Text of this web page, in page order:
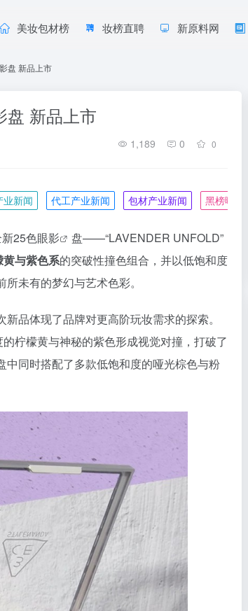
美妆包材榜 妆榜直聘 新原料网
盘 新品上市
新品上市
1,189 0 0
业新闻 代工产业新闻 包材产业新闻 黑榜曝光台
25色眼影
盘——“LAVENDER UNFOLD”
黄与紫色系的突破性撞色组合，并以低饱和度
未有的梦幻与艺术色彩。
品体现了品牌对更高阶玩妆需求的探索。
柠檬黄与神秘的紫色形成视觉对撞，打破了
同时搭配了多款低饱和度的哑光棕色与粉